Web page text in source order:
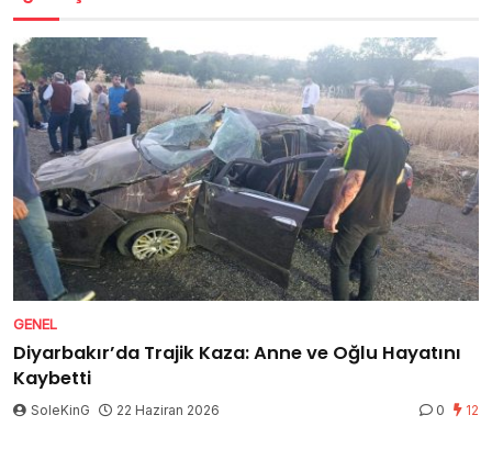
GENEL
Diyarbakır’da Trajik Kaza: Anne ve Oğlu Hayatını
Kaybetti
SoleKinG 22 Haziran 2026 0 12